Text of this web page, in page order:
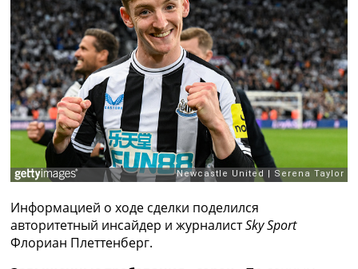
Categories
Главная
Новости футбола
Видео
Трансферы
Новости футбола Украины
Последние комментарии
Конкурс прогнозов
Логин
Рейтинги
Правила
Коллективный прогноз
Информацией о ходе сделки поделился
авторитетный инсайдер и журналистSky Sport
Флориан Плеттенберг.